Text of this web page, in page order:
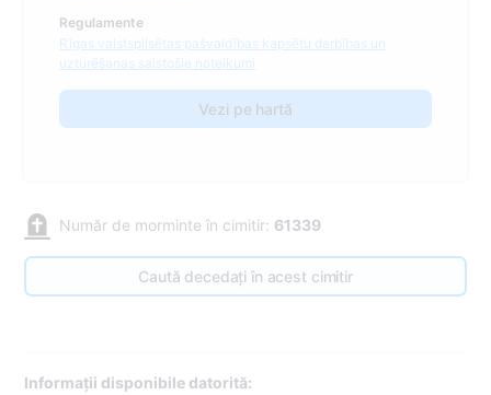
Regulamente
Rīgas valstspilsētas pašvaldības kapsētu darbības un
uzturēšanas saistošie noteikumi
Vezi pe hartă
Număr de morminte în cimitir: 61339
Caută decedați în acest cimitir
Informații disponibile datorită: